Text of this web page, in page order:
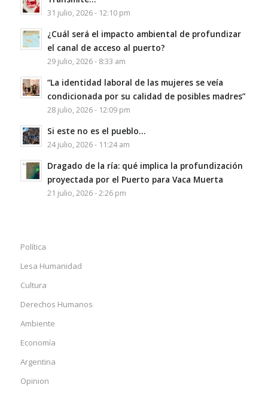
31 julio, 2026 - 12:10 pm
¿Cuál será el impacto ambiental de profundizar
el canal de acceso al puerto?
29 julio, 2026 - 8:33 am
“La identidad laboral de las mujeres se veía
condicionada por su calidad de posibles madres”
28 julio, 2026 - 12:09 pm
Si este no es el pueblo…
24 julio, 2026 - 11:24 am
Dragado de la ría: qué implica la profundización
proyectada por el Puerto para Vaca Muerta
21 julio, 2026 - 2:26 pm
Política
Lesa Humanidad
Cultura
Derechos Humanos
Ambiente
Economía
Argentina
Opinion